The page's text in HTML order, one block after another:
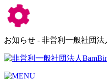
お知らせ - 非営利一般社団法